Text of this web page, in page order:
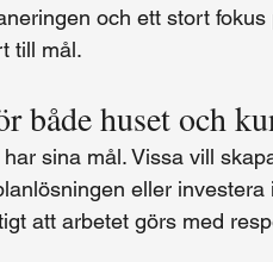
och ett stort
till mål.
både huset och
sina mål. Vissa vill
eller
att arbetet görs med